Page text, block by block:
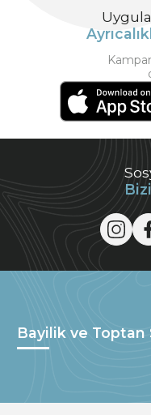
Bayilik ve Toptan